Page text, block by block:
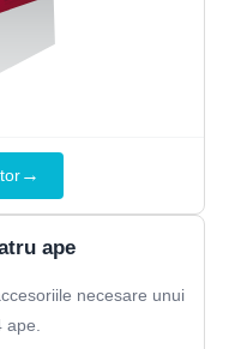
→
ape
necesare unui